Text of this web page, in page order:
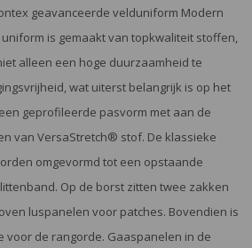
geavanceerde velduniform Modern
is gemaakt van topkwaliteit stoffen,
alleen een hoge duurzaamheid te
wat uiterst belangrijk is op het
geprofileerde pasvorm met aan de
van VersaStretch® stof. De klassieke
omgevormd tot een opstaande
Op de borst zitten twee zakken
luspanelen voor patches. Bovendien is
voor de rangorde. Gaaspanelen in de